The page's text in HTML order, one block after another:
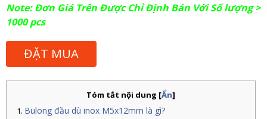
Note: Đơn Giá Trên Được Chỉ Định Bán Với Số lượng >
1000 pcs
ĐẶT MUA
Tóm tắt nội dung [Ẩn]
Bulong đầu dù inox M5x12mm là gì?